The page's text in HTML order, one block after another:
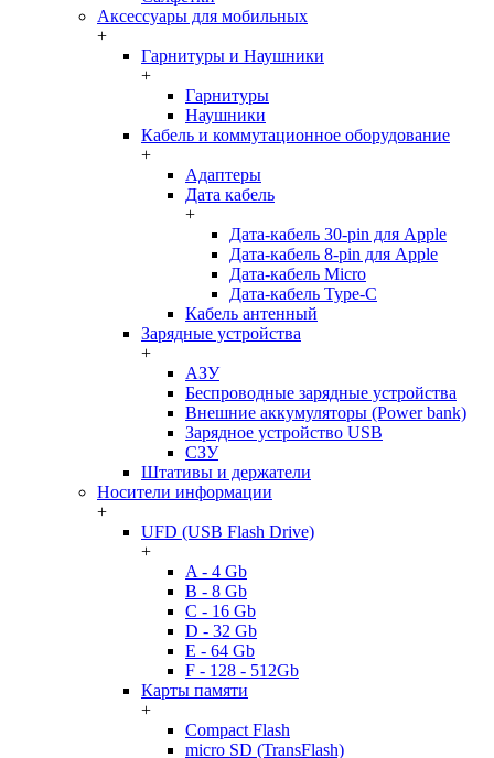
Аксессуары для мобильных
+
Гарнитуры и Наушники
+
Гарнитуры
Наушники
Кабель и коммутационное оборудование
+
Адаптеры
Дата кабель
+
Дата-кабель 30-pin для Apple
Дата-кабель 8-pin для Apple
Дата-кабель Micro
Дата-кабель Type-C
Кабель антенный
Зарядные устройства
+
АЗУ
Беспроводные зарядные устройства
Внешние аккумуляторы (Power bank)
Зарядное устройство USB
СЗУ
Штативы и держатели
Носители информации
+
UFD (USB Flash Drive)
+
A - 4 Gb
B - 8 Gb
C - 16 Gb
D - 32 Gb
E - 64 Gb
F - 128 - 512Gb
Карты памяти
+
Compact Flash
micro SD (TransFlash)